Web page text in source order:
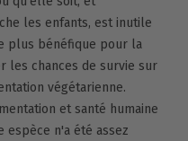
les enfants, est inutile
plus bénéfique pour la
les chances de survie sur
végétarienne.
et santé humaine
espèce n'a été assez